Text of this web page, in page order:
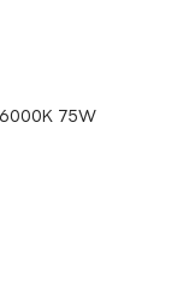
75W